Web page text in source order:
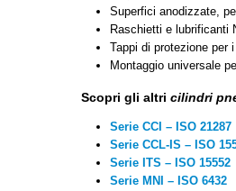
Superfici anodizzate,
Raschietti e lubrificanti
Tappi di protezione per
Montaggio universale
Scopri gli altri cilindri
Serie CCI – ISO 21287
Serie CCL-IS – ISO
Serie ITS – ISO 15552
Serie MNI – ISO 6432